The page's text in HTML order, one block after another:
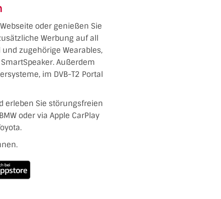
oder genießen Sie
Werbung auf all
und zugehörige Wearables,
Außerdem
im DVB-T2 Portal
erleben Sie störungsfreien
oder via Apple CarPlay